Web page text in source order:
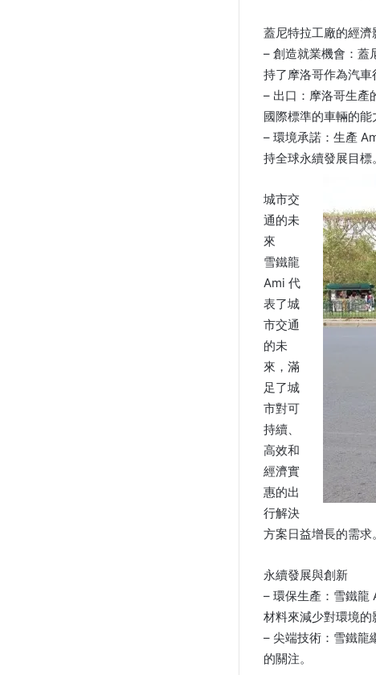
蓋尼特拉工廠的經濟
– 創造就業機會：蓋
持了摩洛哥作為汽車
– 出口：摩洛哥生產
國際標準的車輛的能
– 環境承諾：生產
持全球永續發展目標。
城市交
通的未
來
雪鐵龍
Ami 代
表了城
市交通
的未
來，滿
足了城
市對可
持續、
高效和
經濟實
惠的出
行解決
方案日益增長的需求
永續發展與創新
– 環保生產：雪鐵龍
材料來減少對環境的
– 尖端技術：雪鐵龍
的關注。